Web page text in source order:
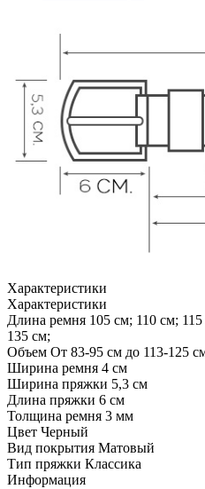
Характеристики
Характеристики
Длина ремня 105 см; 110 см;
135 см;
Объем От 83-95 см до 113-125
Ширина ремня 4 см
Ширина пряжки 5,3 см
Длина пряжки 6 см
Толщина ремня 3 мм
Цвет Черный
Вид покрытия Матовый
Тип пряжки Классика
Информация